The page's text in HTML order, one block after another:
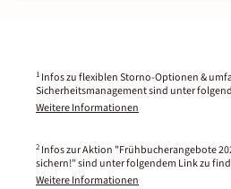
1 Infos zu flexiblen Storno-Optionen &
Sicherheitsmanagement sind unter
Weitere Informationen
2 Infos zur Aktion "Frühbucherangebote
sichern!" sind unter folgendem Link zu
Weitere Informationen